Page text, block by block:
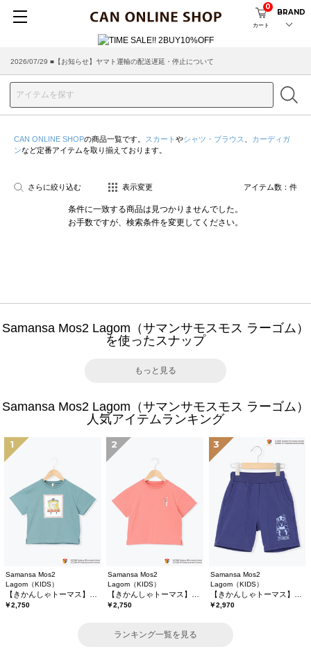
カート
0
BRAND
2026/07/29 ■【お知らせ】ヤマト運輸の配送遅延・停止について
CAN ONLINE SHOPの商品一覧です。 スカート やシャツ・ブラウス
カーディガ
ンなど定番アイテムを取り揃えております。
さらに絞り込む 表示変更 アイテム数： 件
条件に一致する商品は見つかりませんでした。
お手数ですが、検索条件を変更してください。
Samansa Mos2 Lagom（サマンサモスモス ラーゴム）
を使ったスナップ
もっと見る
Samansa Mos2 Lagom（サマンサモスモス ラーゴム）
人気アイテムランキング
1
Samansa Mos2
Lagom（KIDS）
￥2,750
2
Samansa Mos2
Lagom（KIDS）
￥2,750
3
Samansa Mos2
Lagom（KIDS）
￥2,970
ランキング一覧を見る